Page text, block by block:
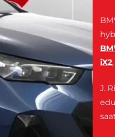
iX2,
J.